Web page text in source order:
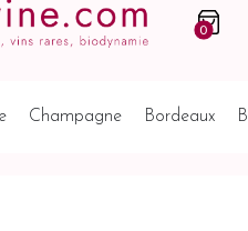
0
Champagne Bordeaux